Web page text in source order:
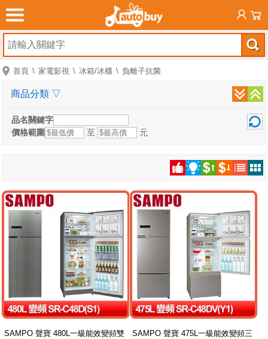
首頁 家電影視 冰箱/冰櫃 負離子抗菌
品名關鍵字
價格範圍
至 元
SAMPO 聲寶 480L一級能效變頻雙
SAMPO 聲寶 475L一級能效變頻三
商品分類 ▽